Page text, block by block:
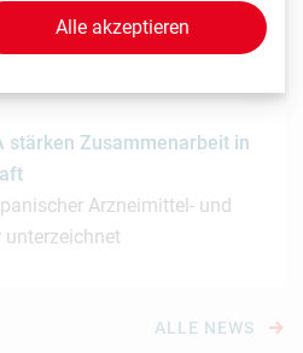
stärken Zusammenarbeit in
Arzneimittel- und
ALLE NEWS
Alle akzeptieren